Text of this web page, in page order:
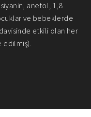
anetol, 1,8
ve bebeklerde
etkili olan her
edilmiş).